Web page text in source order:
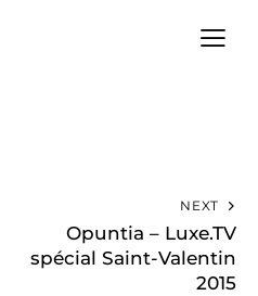
NEXT
Opuntia – Luxe.TV
spécial Saint-Valentin
2015